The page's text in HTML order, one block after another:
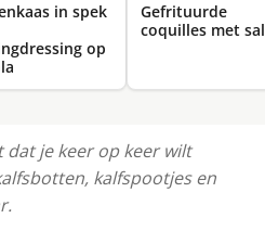
in spek
op
Gefrituurde
coquilles met
dat je keer op keer wilt
kalfspootjes en